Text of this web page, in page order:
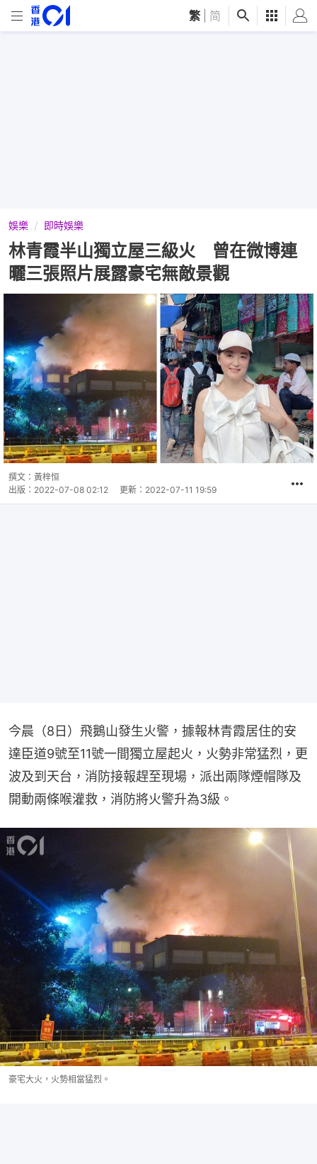
繁 简
娛樂 即時娛樂
林青霞半山獨立屋三級火 曾在微博連
曬三張照片展露豪宅無敵景觀
撰文： 黃梓恒
出版： 2022-07-08 02:12 更新： 2022-07-11 19:59
今晨（8日）飛鵝山發生火警，據報林青霞居住的安
達臣道9號至11號一間獨立屋起火，火勢非常猛烈，更
波及到天台，消防接報趕至現場，派出兩隊煙帽隊及
開動兩條喉灌救，消防將火警升為3級。
豪宅大火，火勢相當猛烈。